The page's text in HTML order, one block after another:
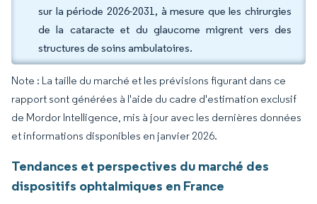
sur la période 2026-2031, à mesure que les chirurgies
de la cataracte et du glaucome migrent vers des
structures de soins ambulatoires.
Note : La taille du marché et les prévisions figurant dans ce
rapport sont générées à l'aide du cadre d'estimation exclusif
de Mordor Intelligence, mis à jour avec les dernières données
et informations disponibles en janvier 2026.
Tendances et perspectives du marché des
dispositifs ophtalmiques en France